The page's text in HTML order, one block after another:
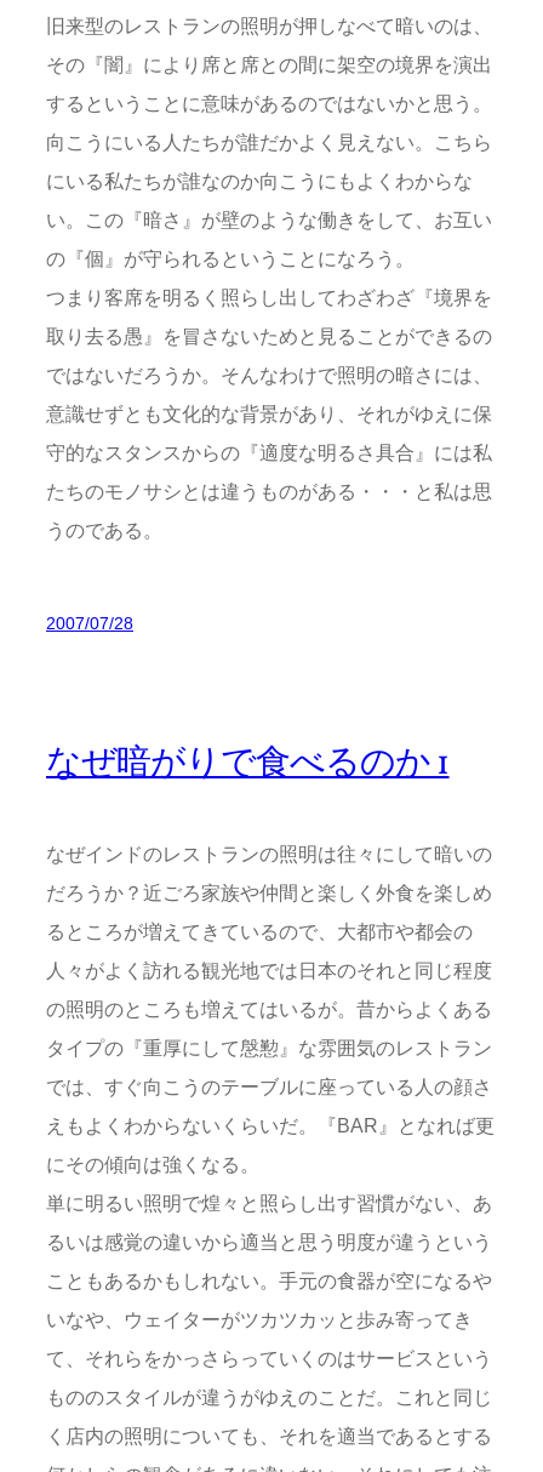
旧来型のレストランの照明が押しなべて暗いのは、
その『闇』により席と席との間に架空の境界を演出
するということに意味があるのではないかと思う。
向こうにいる人たちが誰だかよく見えない。こちら
にいる私たちが誰なのか向こうにもよくわからな
い。この『暗さ』が壁のような働きをして、お互い
の『個』が守られるということになろう。
つまり客席を明るく照らし出してわざわざ『境界を
取り去る愚』を冒さないためと見ることができるの
ではないだろうか。そんなわけで照明の暗さには、
意識せずとも文化的な背景があり、それがゆえに保
守的なスタンスからの『適度な明るさ具合』には私
たちのモノサシとは違うものがある・・・と私は思
うのである。
2007/07/28
なぜ暗がりで食べるのか 1
なぜインドのレストランの照明は往々にして暗いの
だろうか？近ごろ家族や仲間と楽しく外食を楽しめ
るところが増えてきているので、大都市や都会の
人々がよく訪れる観光地では日本のそれと同じ程度
の照明のところも増えてはいるが。昔からよくある
タイプの『重厚にして慇懃』な雰囲気のレストラン
では、すぐ向こうのテーブルに座っている人の顔さ
えもよくわからないくらいだ。『BAR』となれば更
にその傾向は強くなる。
単に明るい照明で煌々と照らし出す習慣がない、あ
るいは感覚の違いから適当と思う明度が違うという
こともあるかもしれない。手元の食器が空になるや
いなや、ウェイターがツカツカッと歩み寄ってき
て、それらをかっさらっていくのはサービスという
もののスタイルが違うがゆえのことだ。これと同じ
く店内の照明についても、それを適当であるとする